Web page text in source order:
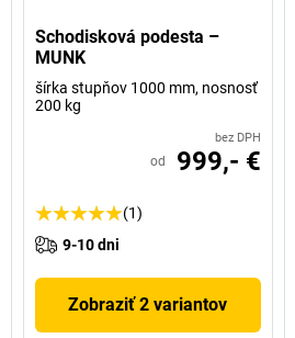
Schodisková podesta –
MUNK
šírka stupňov 1000 mm, nosnosť
200 kg
bez DPH
od 999,- €
(1)
9-10 dni
Zobraziť 2 variantov